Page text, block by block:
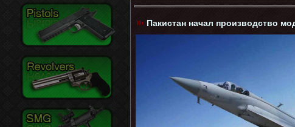
Пакистан начал производство